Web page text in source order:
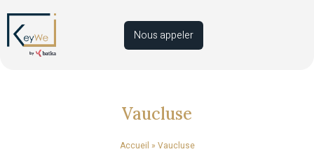
Nous appeler
Vaucluse
Accueil » Vaucluse